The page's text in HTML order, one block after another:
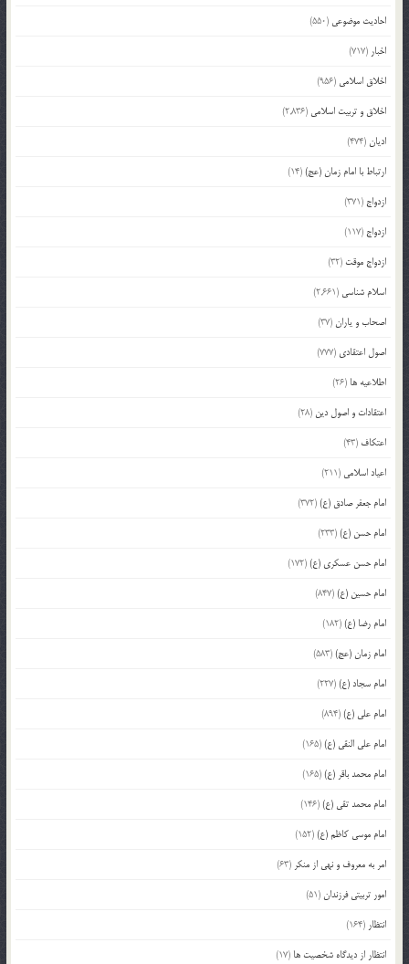
احادیث موضوعی (550)
اخبار (717)
اخلاق اسلامی (956)
اخلاق و تربیت اسلامی (2,836)
ادیان(474)
ارتباط با امام زمان (عج)(14)
ازدواج (371)
ازدواج (117)
ازدواج موقت (32)
اسلام شناسی (2,661)
اصحاب و یاران(37)
اصول اعتقادی (777)
اطلاعیه ها (26)
اعتقادات و اصول دین (28)
اعتکاف (43)
اعیاد اسلامی (211)
امام جعفر صادق (ع)(372)
امام حسن (ع)(233)
امام حسن عسکری (ع)(172)
امام حسین (ع)(847)
امام رضا (ع)(182)
امام زمان (عج)(583)
امام سجاد (ع)(227)
امام علی (ع)(894)
امام علی النقی (ع)(165)
امام محمد باقر (ع)(165)
امام محمد تقی (ع)(146)
امام موسی کاظم (ع)(152)
امر به معروف و نهی از منکر (63)
امور تربیتی فرزندان(51)
انتظار (164)
انتظار از دیدگاه شخصیت ها (17)